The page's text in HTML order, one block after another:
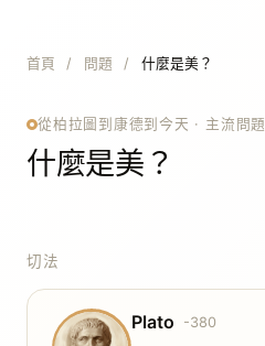
首頁 / 問題 / 什麼是美？
從柏拉圖到康德到今天 · 主流問題
什麼是美？
切法
Plato -380